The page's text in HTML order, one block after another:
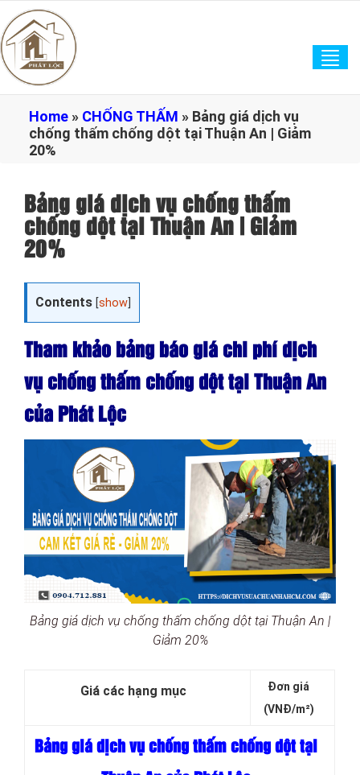
Home » CHỐNG THẤM » Bảng giá dịch vụ
chống thấm chống dột tại Thuận An | Giảm
20%
Bảng giá dịch vụ chống thấm
chống dột tại Thuận An | Giảm
20%
Contents [show
Tham khảo bảng báo giá chi phí dịch
vụ chống thấm chống dột tại Thuận An
của Phát Lộc
Bảng giá dịch vụ chống thấm chống dột tại Thuận An |
Giảm 20%
Giá các hạng mục
Đơn giá
(VNĐ/m²)
Bảng giá dịch vụ chống thấm chống dột tại